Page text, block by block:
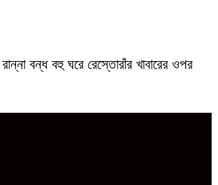
বন্ধ বহু ঘরে রেস্তোরাঁর খাবারের ওপর